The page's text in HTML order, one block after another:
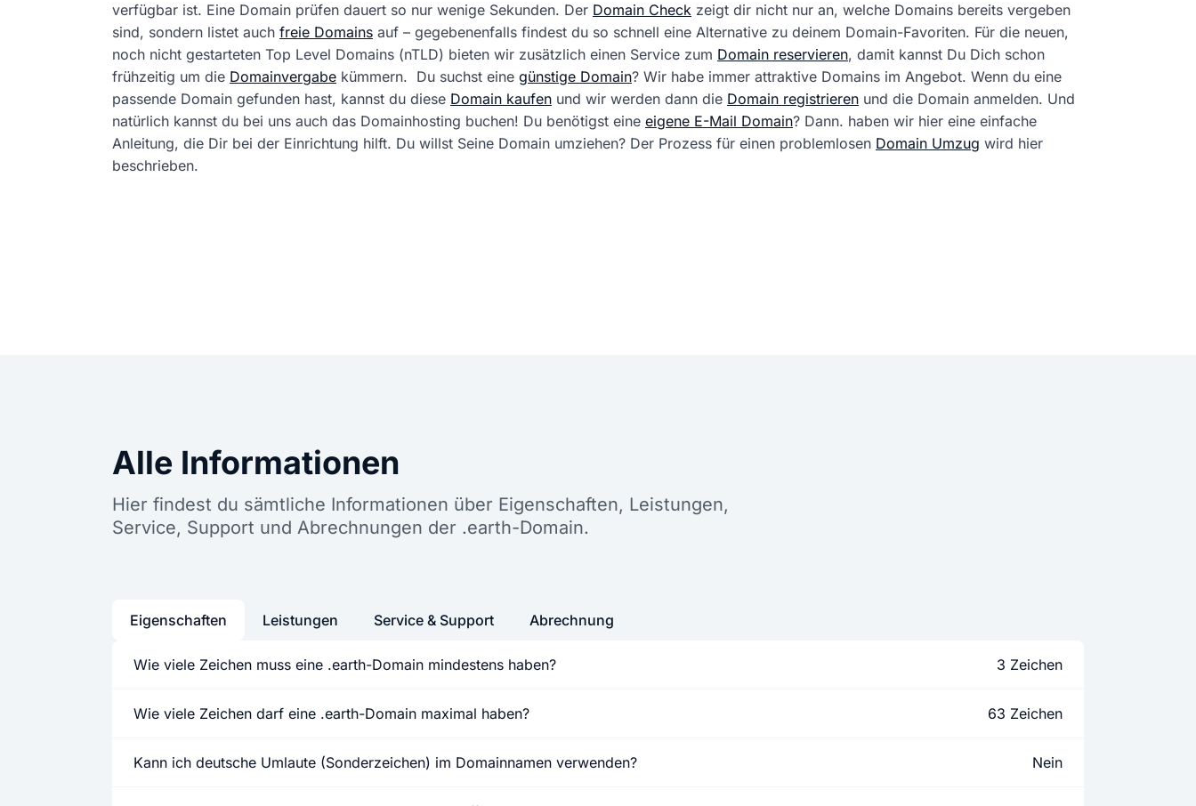
verfügbar ist. Eine Domain prüfen dauert so nur wenige Sekunden. Der Domain Check zeigt dir nicht nur an, welche Domains bereits vergeben
sind, sondern listet auch freie Domains auf – gegebenenfalls findest du so schnell eine Alternative zu deinem Domain-Favoriten. Für die neuen,
noch nicht gestarteten Top Level Domains (nTLD) bieten wir zusätzlich einen Service zum Domain reservieren, damit kannst Du Dich schon
frühzeitig um die Domainvergabe kümmern. Du suchst eine günstige Domain? Wir habe immer attraktive Domains im Angebot. Wenn du eine
passende Domain gefunden hast, kannst du diese Domain kaufen und wir werden dann die Domain registrieren und die Domain anmelden. Und
natürlich kannst du bei uns auch das Domainhosting buchen! Du benötigst eine eigene E-Mail Domain? Dann. haben wir hier eine einfache
Anleitung, die Dir bei der Einrichtung hilft. Du willst Seine Domain umziehen? Der Prozess für einen problemlosen Domain Umzug wird hier
beschrieben.
Alle Informationen
Hier findest du sämtliche Informationen über Eigenschaften, Leistungen,
Service, Support und Abrechnungen der .earth-Domain.
Eigenschaften
Wie viele Zeichen muss eine .earth-Domain mindestens haben? 3 Zeichen
Wie viele Zeichen darf eine .earth-Domain maximal haben? 63 Zeichen
Kann ich deutsche Umlaute (Sonderzeichen) im Domainnamen verwenden? Nein
Leistungen Service & Support Abrechnung